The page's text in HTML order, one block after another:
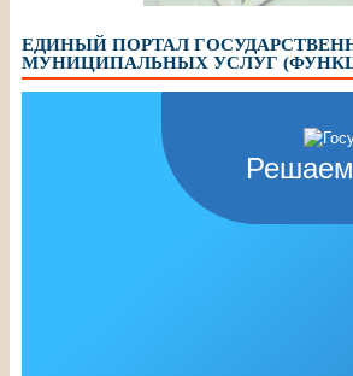
ЕДИНЫЙ ПОРТАЛ
МУНИЦИПАЛЬНЫХ УСЛУГ